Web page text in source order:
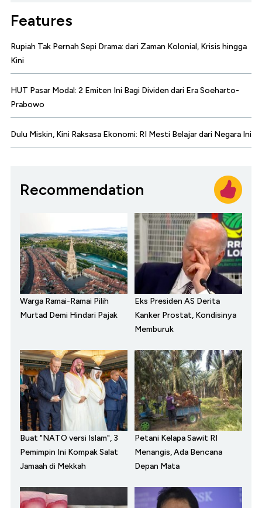
Features
Rupiah Tak Pernah Sepi Drama: dari Zaman Kolonial, Krisis hingga
Kini
HUT Pasar Modal: 2 Emiten Ini Bagi Dividen dari Era Soeharto-
Prabowo
Dulu Miskin, Kini Raksasa Ekonomi: RI Mesti Belajar dari Negara Ini
Recommendation
Warga Ramai-Ramai Pilih
Murtad Demi Hindari Pajak
Eks Presiden AS Derita
Kanker Prostat, Kondisinya
Memburuk
Buat "NATO versi Islam", 3
Pemimpin Ini Kompak Salat
Jamaah di Mekkah
Petani Kelapa Sawit RI
Menangis, Ada Bencana
Depan Mata